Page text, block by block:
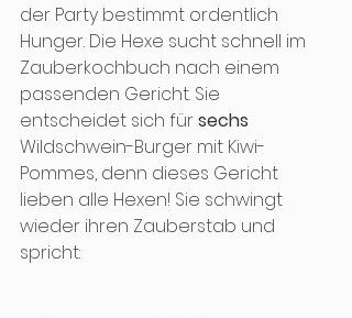
der Party bestimmt ordentlich
Hunger. Die Hexe sucht schnell im
Zauberkochbuch nach einem
passenden Gericht. Sie
entscheidet sich für sechs
Wildschwein-Burger mit Kiwi-
Pommes, denn dieses Gericht
lieben alle Hexen! Sie schwingt
wieder ihren Zauberstab und
spricht: